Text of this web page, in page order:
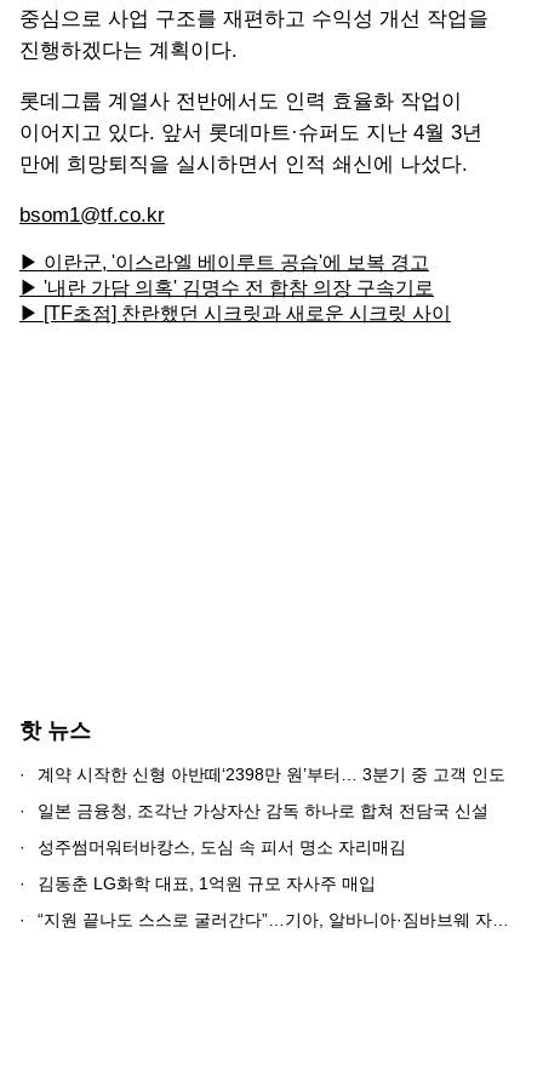
중심으로 사업 구조를 재편하고 수익성 개선 작업을
진행하겠다는 계획이다.
롯데그룹 계열사 전반에서도 인력 효율화 작업이
이어지고 있다. 앞서 롯데마트·슈퍼도 지난 4월 3년
만에 희망퇴직을 실시하면서 인적 쇄신에 나섰다.
bsom1@tf.co.kr
▶ 이란군, '이스라엘 베이루트 공습'에 보복 경고
▶ '내란 가담 의혹' 김명수 전 합참 의장 구속기로
▶ [TF초점] 찬란했던 시크릿과 새로운 시크릿 사이
핫 뉴스
·
계약 시작한 신형 아반떼‘2398만 원’부터… 3분기 중 고객 인도
·
일본 금융청, 조각난 가상자산 감독 하나로 합쳐 전담국 신설
·
성주썸머워터바캉스, 도심 속 피서 명소 자리매김
·
김동춘 LG화학 대표, 1억원 규모 자사주 매입
·
“지원 끝나도 스스로 굴러간다”…기아, 알바니아·짐바브웨 자립모델 이양